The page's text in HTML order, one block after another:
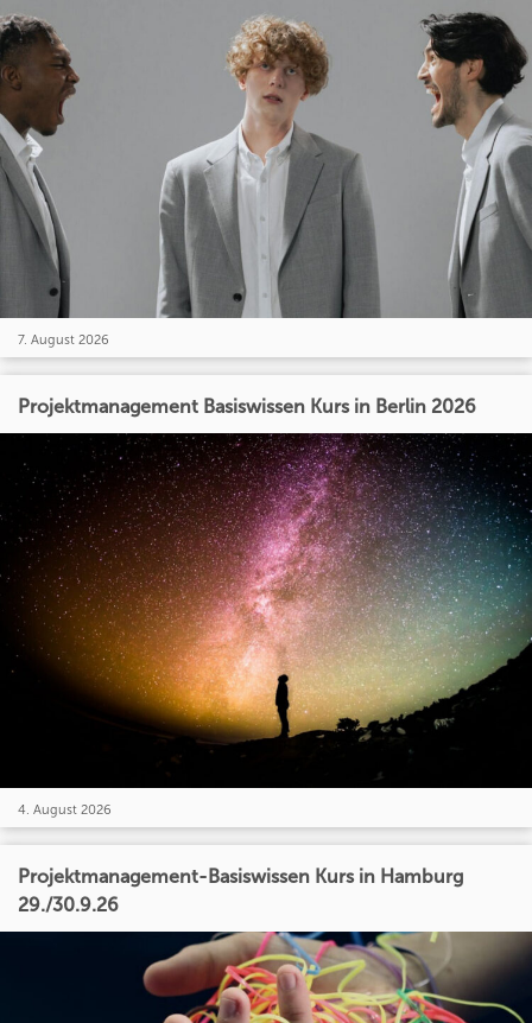
7. August 2026
Projektmanagement Basiswissen Kurs in Berlin 2026
4. August 2026
Projektmanagement-Basiswissen Kurs in Hamburg
29./30.9.26